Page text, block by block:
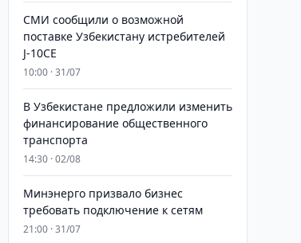
СМИ сообщили о возможной
поставке Узбекистану истребителей
J-10CE
10:00 · 31/07
В Узбекистане предложили изменить
финансирование общественного
транспорта
14:30 · 02/08
Минэнерго призвало бизнес
требовать подключение к сетям
21:00 · 31/07